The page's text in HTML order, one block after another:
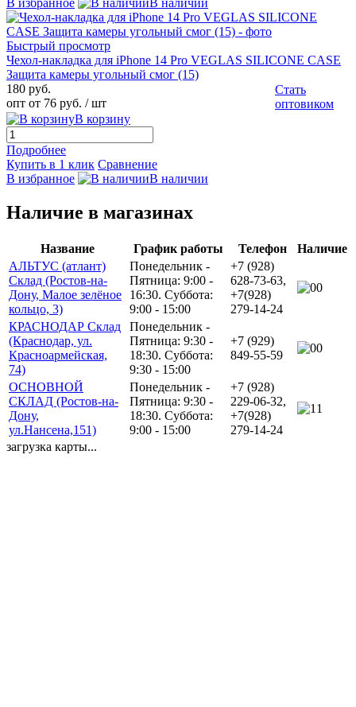
В избранное В наличии
Быстрый просмотр
Чехол-накладка для iPhone 14 Pro VEGLAS SILICONE CASE
Защита камеры угольный смог (15)
180 руб.
опт от 76 руб. / шт
Стать
оптовиком
В корзину
Подробнее
Купить в 1 клик Сравнение
В избранное
В наличии
Наличие в магазинах
Название График работы Телефон
Наличие
АЛЬТУС (атлант)
Склад (Ростов-на-
Дону, Малое зелёное
кольцо, 3)
Понедельник -
Пятница: 9:00 -
16:30. Суббота:
9:00 - 15:00
+7 (928)
628-73-63,
+7(928)
279-14-24
0
КРАСНОДАР Склад
(Краснодар, ул.
Красноармейская,
74)
Понедельник -
Пятница: 9:30 -
18:30. Суббота:
9:30 - 15:00
+7 (929)
849-55-59
0
ОСНОВНОЙ
СКЛАД (Ростов-на-
Дону,
ул.Нансена,151)
Понедельник -
Пятница: 9:30 -
18:30. Суббота:
9:00 - 15:00
+7 (928)
229-06-32,
+7(928)
279-14-24
1
загрузка карты...